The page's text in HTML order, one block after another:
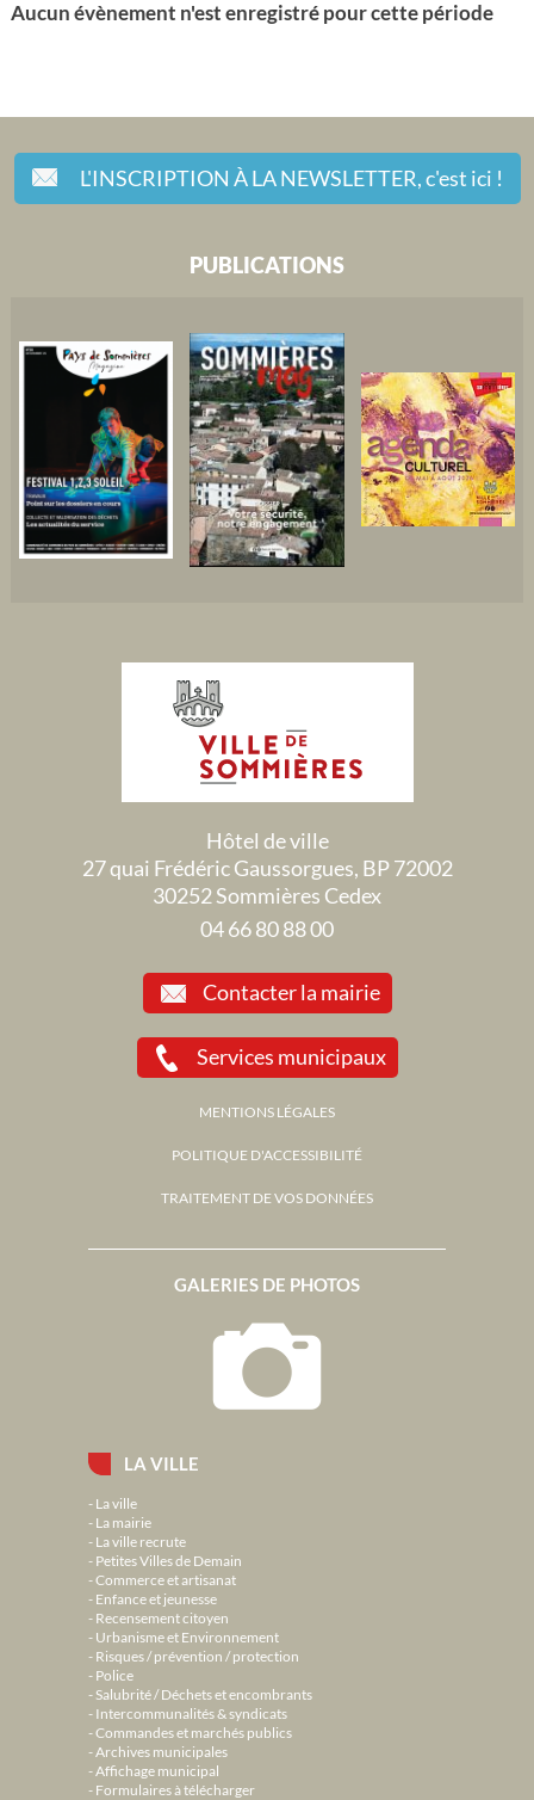
Aucun évènement n'est enregistré pour cette période
L'INSCRIPTION À LA NEWSLETTER,c'est ici !
LA VILLE
La ville
La mairie
La ville recrute
Petites Villes de Demain
Commerce et artisanat
Enfance et jeunesse
Recensement citoyen
Urbanisme et Environnement
Risques / prévention / protection
Police
Salubrité / Déchets et encombrants
Intercommunalités & syndicats
Commandes et marchés publics
Archives municipales
Affichage municipal
Formulaires à télécharger
GALERIES DE PHOTOS
PUBLICATIONS
Hôtel de ville
27 quai Frédéric Gaussorgues, BP 72002
30252 Sommières Cedex
04 66 80 88 00
Contacter la mairie
Services municipaux
MENTIONS LÉGALES
POLITIQUE D'ACCESSIBILITÉ
TRAITEMENT DE VOS DONNÉES